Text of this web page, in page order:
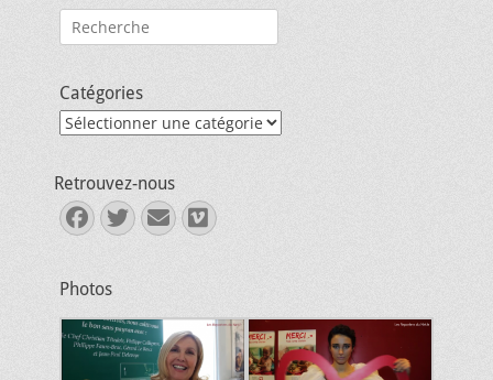
Rechercher :
Catégories
Catégories
Retrouvez-nous
Facebook
Twitter
E-
mail
Vimeo
Photos